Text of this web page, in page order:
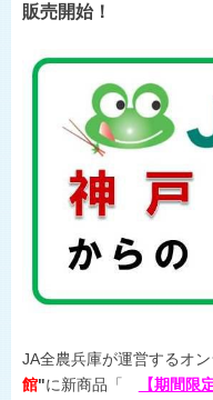
JAグループ兵庫
公式SNS一覧
兵庫県産酒米
兵庫県産麦
コ・ノ・ホ・シ
ひょうごの野菜や花
世界の舌を魅了
地理的表示の登録
宅配サービス
JA葬祭ひょうご
シロアリから家を守る
JAのリフォーム・ リノベーシ
施主代行方式
県内JA-SS
販売開始！
JA全農兵庫が運営するオ
館"に新商品「
【期間